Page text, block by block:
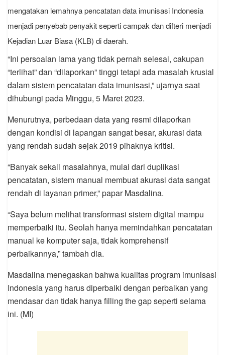
mengatakan lemahnya pencatatan data imunisasi Indonesia
menjadi penyebab penyakit seperti campak dan difteri menjadi
Kejadian Luar Biasa (KLB) di daerah.
“Ini persoalan lama yang tidak pernah selesai, cakupan
“terlihat” dan “dilaporkan” tinggi tetapi ada masalah krusial
dalam sistem pencatatan data imunisasi,” ujarnya saat
dihubungi pada Minggu, 5 Maret 2023.
Menurutnya, perbedaan data yang resmi dilaporkan
dengan kondisi di lapangan sangat besar, akurasi data
yang rendah sudah sejak 2019 pihaknya kritisi.
“Banyak sekali masalahnya, mulai dari duplikasi
pencatatan, sistem manual membuat akurasi data sangat
rendah di layanan primer,” papar Masdalina.
“Saya belum melihat transformasi sistem digital mampu
memperbaiki itu. Seolah hanya memindahkan pencatatan
manual ke komputer saja, tidak komprehensif
perbaikannya,” tambah dia.
Masdalina menegaskan bahwa kualitas program imunisasi
Indonesia yang harus diperbaiki dengan perbaikan yang
mendasar dan tidak hanya filling the gap seperti selama
ini. (MI)